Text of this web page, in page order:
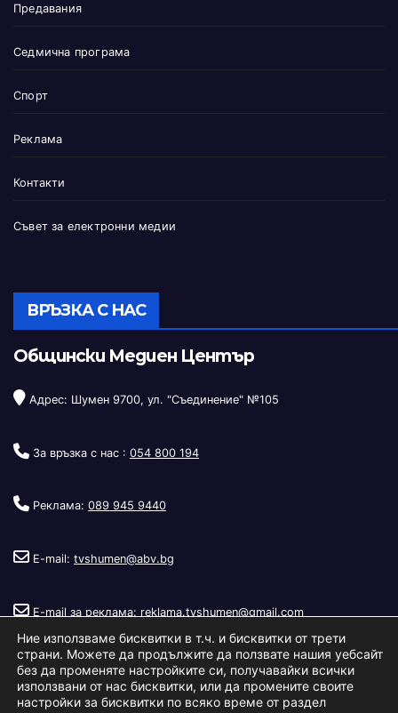
Предавания
Седмична програма
Спорт
Реклама
Контакти
Съвет за електронни медии
ВРЪЗКА С НАС
Общински Медиен Център
Адрес: Шумен 9700, ул. "Съединение" №105
За връзка с нас : 054 800 194
Реклама: 089 945 9440
E-mail: tvshumen@abv.bg
E-mail за реклама: reklama.tvshumen@gmail.com
Ние използваме бисквитки в т.ч. и бисквитки от трети
страни. Можете да продължите да ползвате нашия уебсайт
без да променяте настройките си, получавайки всички
използвани от нас бисквитки, или да промените своите
настройки за бисквитки по всяко време от раздел